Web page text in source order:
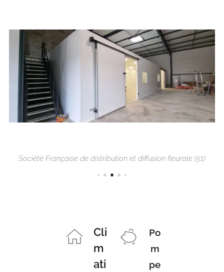
Société Française de distribution et diffusion fleurale (51)
Cli
m
ati
Po
m
pe